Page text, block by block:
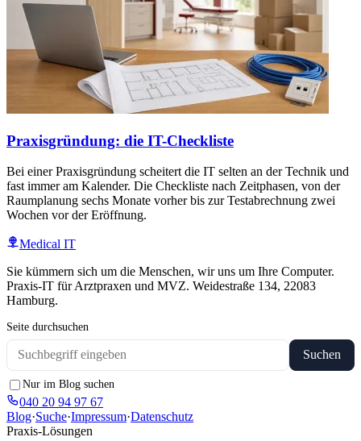
Praxisgründung: die IT-Checkliste
Bei einer Praxisgründung scheitert die IT selten an der Technik und
fast immer am Kalender. Die Checkliste nach Zeitphasen, von der
Raumplanung sechs Monate vorher bis zur Testabrechnung zwei
Wochen vor der Eröffnung.
Medical IT
Sie kümmern sich um die Menschen, wir uns um Ihre Computer.
Praxis-IT für Arztpraxen und MVZ. Weidestraße 134, 22083
Hamburg.
Seite durchsuchen
Suchen
Nur im Blog suchen
040 20 94 97 67
Blog·Suche·Impressum·Datenschutz
Praxis-Lösungen